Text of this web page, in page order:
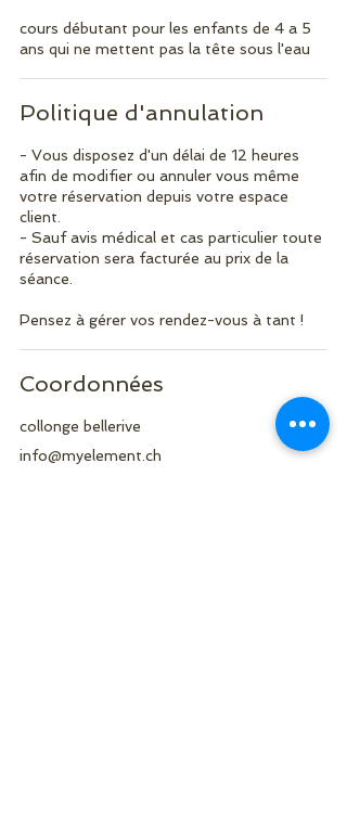
cours débutant pour les enfants de 4 a 5
ans qui ne mettent pas la tête sous l'eau
Politique d'annulation
- Vous disposez d'un délai de 12 heures
afin de modifier ou annuler vous même
votre réservation depuis votre espace
client.
- Sauf avis médical et cas particulier toute
réservation sera facturée au prix de la
séance.
Pensez à gérer vos rendez-vous à tant !
Coordonnées
collonge bellerive
info@myelement.ch